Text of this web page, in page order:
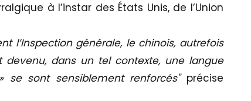
à l’instar des États Unis, de l’Union
l’Inspection générale, le chinois, autrefois
dans un tel contexte, une langue
se sont sensiblement renforcés" précise